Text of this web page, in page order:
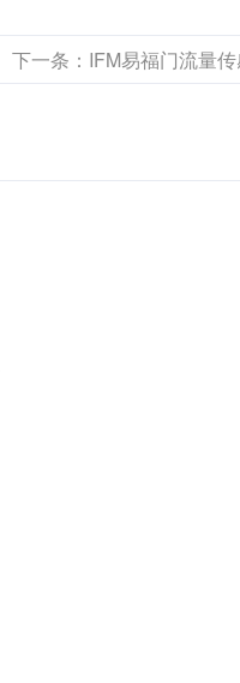
下一条：IFM易福门流量